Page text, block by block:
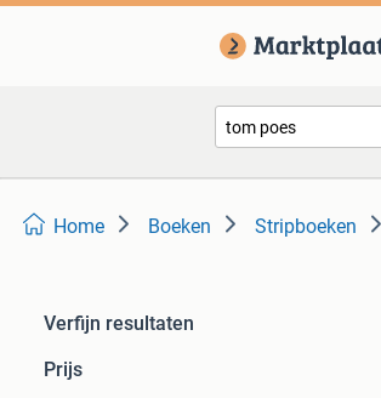
Home Boeken Stripboeken
Verfijn resultaten
Prijs